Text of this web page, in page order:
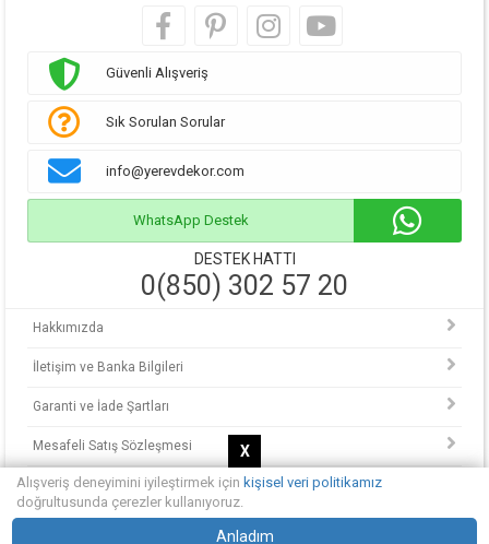
Güvenli Alışveriş
Sık Sorulan Sorular
info@yerevdekor.com
WhatsApp Destek
DESTEK HATTI
0(850) 302 57 20
Hakkımızda
İletişim ve Banka Bilgileri
Garanti ve İade Şartları
Mesafeli Satış Sözleşmesi
KVKK Politikası
© Copyright 2013 - 2025.
Alışveriş deneyimini iyileştirmek için kişisel veri politikamız
doğrultusunda çerezler kullanıyoruz.
Anladım
X